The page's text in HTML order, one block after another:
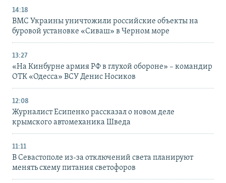
14:18
ВМС Украины уничтожили российские объекты на
буровой установке «Сиваш» в Черном море
13:27
«На Кинбурне армия РФ в глухой обороне» – командир
ОТК «Одесса» ВСУ Денис Носиков
12:08
Журналист Есипенко рассказал о новом деле
крымского автомеханика Шведа
11:11
В Севастополе из-за отключений света планируют
менять схему питания светофоров